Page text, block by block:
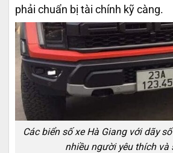
phải chuẩn bị tài chính kỹ càng.
Các biển số xe Hà Giang với dãy
nhiều người yêu thích và